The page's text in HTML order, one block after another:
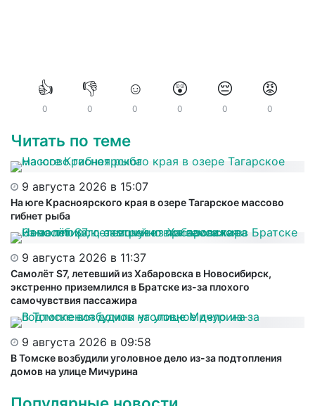
👍
0
👎
0
☺️
0
😲
0
😔
0
😡
0
Читать по теме
9 августа 2026 в 15:07
На юге Красноярского края в озере Тагарское массово
гибнет рыба
9 августа 2026 в 11:37
Самолёт S7, летевший из Хабаровска в Новосибирск,
экстренно приземлился в Братске из-за плохого
самочувствия пассажира
9 августа 2026 в 09:58
В Томске возбудили уголовное дело из-за подтопления
домов на улице Мичурина